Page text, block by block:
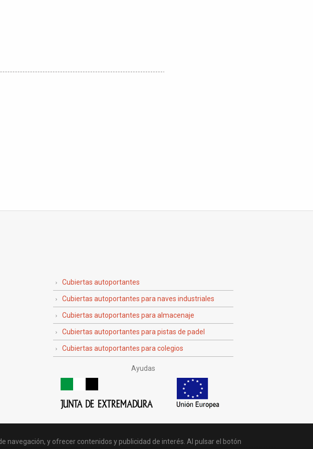
navegación, y ofrecer contenidos y publicidad de interés. Al pulsar el botón
Cubiertas autoportantes
Cubiertas autoportantes para naves industriales
Cubiertas autoportantes para almacenaje
Cubiertas autoportantes para pistas de padel
Cubiertas autoportantes para colegios
Ayudas